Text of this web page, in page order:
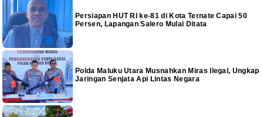
Persiapan HUT RI ke-81 di Kota Ternate Capai 50
Persen, Lapangan Salero Mulai Ditata
Polda Maluku Utara Musnahkan Miras Ilegal, Ungkap
Jaringan Senjata Api Lintas Negara